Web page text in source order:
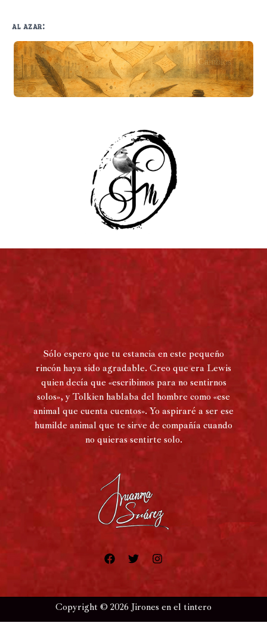
al azar:
Sólo espero que tu estancia en este pequeño
rincón haya sido agradable. Creo que era Lewis
quien decía que «escribimos para no sentirnos
solos», y Tolkien hablaba del hombre como «ese
animal que cuenta cuentos». Yo aspiraré a ser ese
humilde animal que te sirve de compañía cuando
no quieras sentirte solo.
Copyright © 2026 Jirones en el tintero